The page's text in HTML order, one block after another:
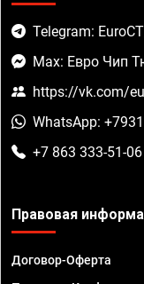
Telegram:
Max: Евро Чип
https://vk.com/
WhatsApp:
+7 863 333-51-06
Правовая
Договор-Оферта